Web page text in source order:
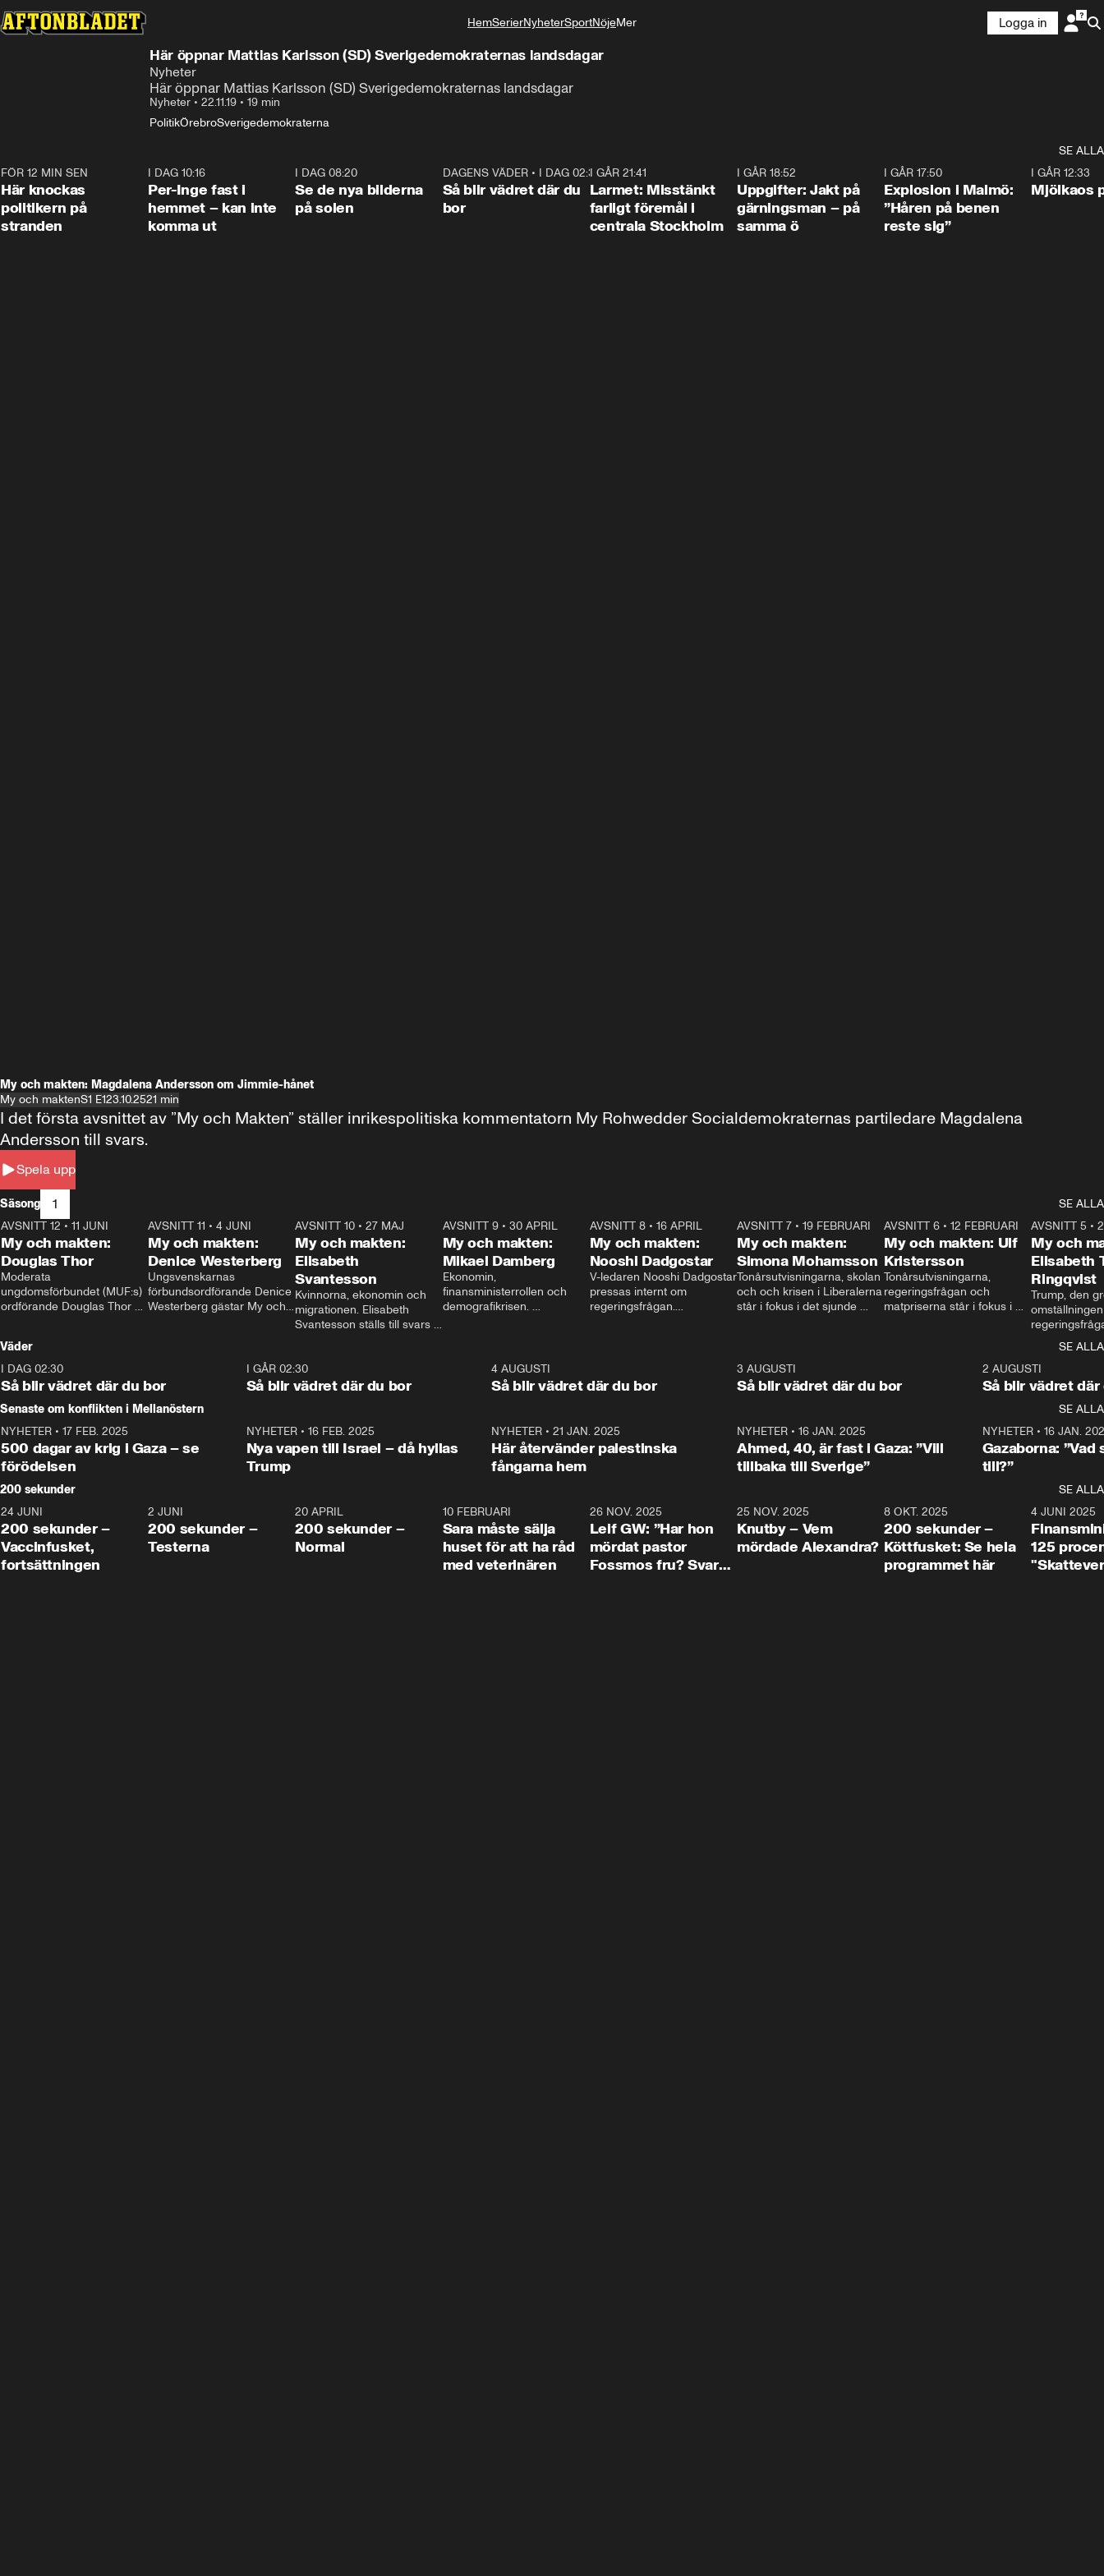
HemSerierNyheterSportNöjeMer
Livsstil
Logga in
Här öppnar Mattias Karlsson (SD) Sverigedemokraternas landsdagar
Nyheter
Här öppnar Mattias Karlsson (SD) Sverigedemokraternas landsdagar
Nyheter • 22.11.19 • 19 min
PolitikÖrebroSverigedemokraterna
SE ALLA
FÖR 12 MIN SEN
Här knockas
politikern på
stranden
I DAG 10:16
Per-Inge fast i
hemmet – kan inte
komma ut
I DAG 08:20
Se de nya bilderna
på solen
1:06
DAGENS VÄDER• I DAG 02:30
Så blir vädret där du
bor
I GÅR 21:41
Larmet: Misstänkt
farligt föremål i
centrala Stockholm
I GÅR 18:52
Uppgifter: Jakt på
gärningsman – på
samma ö
I GÅR 17:50
Explosion i Malmö:
”Håren på benen
reste sig”
I GÅR 12:33
Mjölkaos
My och makten: Magdalena Andersson om Jimmie-hånet
My och maktenS1 E123.10.2521 min
Spela upp
I det första avsnittet av ”My och Makten” ställer inrikespolitiska kommentatorn My Rohwedder Socialdemokraternas partiledare Magdalena
Andersson till svars.
Säsong 1
SE ALLA
26:27
AVSNITT 12 • 11 JUNI
My och makten:
Douglas Thor
Moderata
ungdomsförbundet (MUF:s)
ordförande Douglas Thor
tonårsutvisningarna och hur
Moderaterna ska locka
väljare till valet i höst.
23:40
AVSNITT 11 •4 JUNI
My och makten:
Denice Westerberg
Ungsvenskarnas
förbundsordförande Denice
Westerberg gästar My och
AVSNITT 10 •27 MAJ
My och makten:
Elisabeth
Svantesson
Kvinnorna, ekonomin och
migrationen. Elisabeth
Svantesson ställs till svars
AVSNITT 9• 30 APRIL
My och makten:
Mikael Damberg
Ekonomin,
finansministerrollen och
demografikrisen.
och Makten.
AVSNITT 8• 16 APRIL
My och makten:
Nooshi Dadgostar
V-ledaren Nooshi Dadgostar
pressas internt om
regeringsfrågan.
– Vi ställer upp i val. Ska vi
vara med så sitter vi förstås
24:30
AVSNITT 7• 19 FEBRUARI
My och makten:
Simona Mohamsson
Tonårsutvisningarna, skolan
och och krisen i Liberalerna
står i fokus i det sjunde
kommentator My
Rohwedder ställer
utbildnings- och
Mohamsson till svars.
27:30
AVSNITT 6 •12 FEBRUARI
My och makten: Ulf
Kristersson
Tonårsutvisningarna,
regeringsfrågan och
matpriserna står i fokus i
Rohwedder ställer
statsminister Ulf Kristersson
AVSNITT 5 •
My och
Elisabeth
Ringqvist
Trump, den
centrum i
avsnittet av
Makten”. Se
Aftonbladets
Rohwedder
Thand Ring
Väder
SE ALLA
I DAG 02:30
Så blir vädret där du bor
1:06
I GÅR 02:30
Så blir vädret där du bor
4 AUGUSTI
Så blir vädret där du bor
3 AUGUSTI
Så blir vädret där du bor
2 AUGUSTI
Så blir vädret där
Senaste om konflikten i Mellanöstern
SE ALLA
NYHETER • 17 FEB. 2025
500 dagar av krig i Gaza – se
förödelsen
NYHETER• 16 FEB. 2025
Nya vapen till Israel – då hyllas
Trump
NYHETER •21 JAN. 2025
Här återvänder palestinska
fångarna hem
NYHETER• 16 JAN. 2025
Ahmed, 40, är fast i Gaza: ”Vill
tillbaka till Sverige”
NYHETER• 16 JAN.
Gazaborna:
till?”
200 sekunder
SE ALLA
5:00
24 JUNI
200 sekunder –
Vaccinfusket,
fortsättningen
4:23
2 JUNI
200 sekunder –
Testerna
20 APRIL
200 sekunder –
Normal
10 FEBRUARI
Sara måste sälja
huset för att ha råd
med veterinären
26 NOV. 2025
Leif GW: ”Har hon
mördat pastor
Fossmos fru? Svar
31:05
25 NOV. 2025
Knutby – Vem
mördade Alexandra?
4:29
8 OKT. 2025
200 sekunder –
Köttfusket: Se hela
programmet här
4 JUNI 2025
125